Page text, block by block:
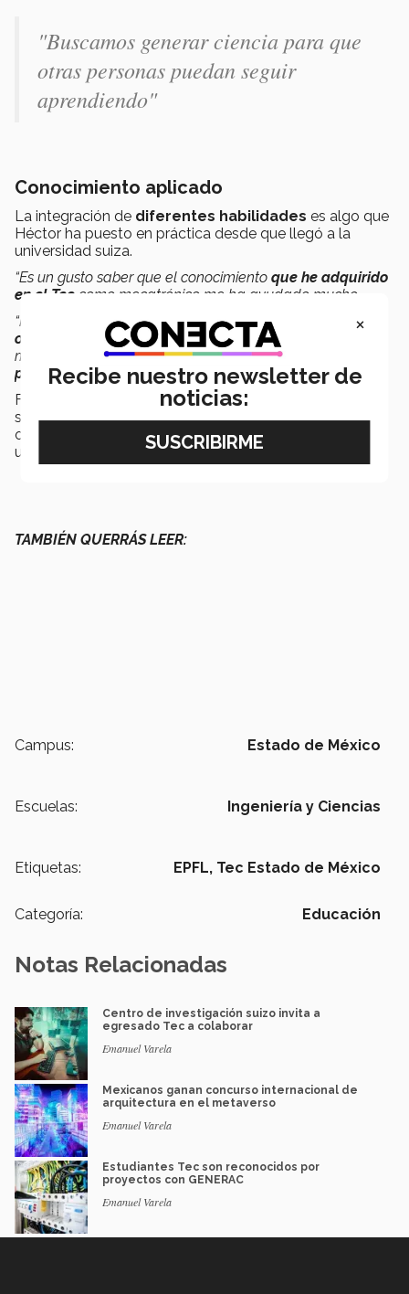
"Buscamos generar ciencia para que
otras personas puedan seguir
aprendiendo"
Conocimiento aplicado
La integración de diferentes habilidades es algo que
Héctor ha puesto en práctica desde que llegó a la
universidad suiza.
“Es un gusto saber que el conocimiento que he adquirido
en el Tec como mecatrónico me ha ayudado mucho.
“Pero también ha sido un reto aplicar conocimientos de
otras ingenieríasfuera de lo que es la parte de
mecatrónica o de software. He aprendido mucho de
procesamiento de imágenes , entre otras cosas”;señaló.
Finalmente, Héctor destacó que el Tec le ha ayudado a
ser una persona que,sin importar la dificultadde un
obstáculo,
encuentra la solucióna los problemas de
una u otra forma.
TAMBIÉN QUERRÁS LEER:
Campus: Estado de México
Escuelas: Ingeniería y Ciencias
Etiquetas: EPFL, Tec Estado de México
Categoría: Educación
Notas Relacionadas
Centro de investigación suizo invita a
egresado Tec a colaborar
Emanuel Varela
Mexicanos ganan concurso internacional de
arquitectura en el metaverso
Emanuel Varela
Estudiantes Tec son reconocidos por
proyectos con GENERAC
Emanuel Varela
×
Recibe nuestro newsletter de
noticias: